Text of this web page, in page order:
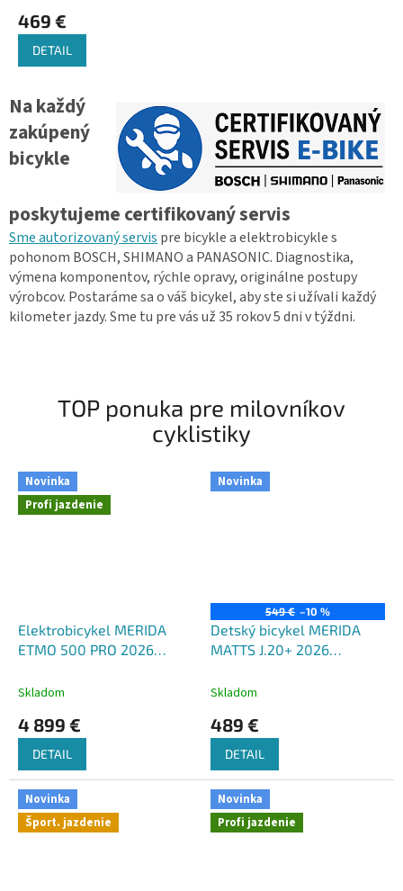
469 €
DETAIL
Na každý
zakúpený
bicykle
poskytujeme certifikovaný servis
Sme autorizovaný servispre bicykle a elektrobicykle s
pohonom BOSCH, SHIMANO a PANASONIC. Diagnostika,
výmena komponentov, rýchle opravy, originálne postupy
výrobcov. Postaráme sa o váš bicykel, aby ste si užívali každý
kilometer jazdy. Sme tu pre vás už 35 rokov 5 dni v týždni.
TOP ponuka pre milovníkov
cyklistiky
Novinka
Profi jazdenie
Elektrobicykel MERIDA
ETMO 500 PRO 2026
Skladom
4 899 €
DETAIL
Novinka
549 € –10 %
Detský bicykel MERIDA
MATTS J.20+ 2026
čierny)
Skladom
489 €
DETAIL
Novinka
Šport. jazdenie
Novinka
Profi jazdenie